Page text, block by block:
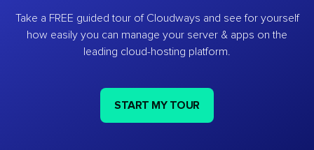
Take a FREE guided tour of Cloudways and see for yourself
how easily you can manage your server & apps on the
leading cloud-hosting platform.
START MY TOUR